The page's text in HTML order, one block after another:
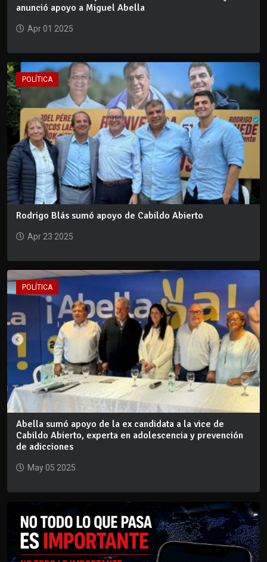
anunció apoyo a Miguel Abella
Apr 01 2025
POLÍTICA
Rodrigo Blás sumó apoyo de Cabildo Abierto
Apr 23 2025
POLÍTICA
Abella sumó apoyo de la ex candidata a la vice de
Cabildo Abierto, experta en adolescencia y prevención
de adicciones
May 05 2025